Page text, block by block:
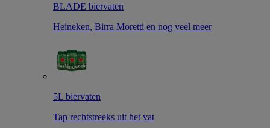
BLADE biervaten
Heineken, Birra Moretti en nog veel meer
5L biervaten
Tap rechtstreeks uit het vat